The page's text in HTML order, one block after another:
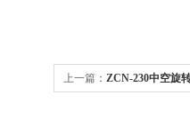
上一篇： ZCN-230中空旋